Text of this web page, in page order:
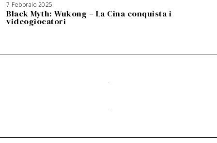
7 Febbraio 2025
Black Myth: Wukong – La Cina conquista i
videogiocatori